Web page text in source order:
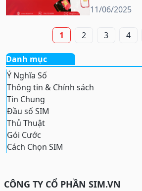
11/06/2025
1 2 3 4
Danh mục
Ý Nghĩa Số
Thông tin & Chính sách
Tin Chung
Đầu số SIM
Thủ Thuật
Gói Cước
Cách Chọn SIM
CÔNG TY CỔ PHẦN SIM.VN